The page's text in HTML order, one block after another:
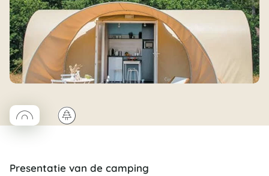
◯Coco rond🌲
Presentatie van de camping